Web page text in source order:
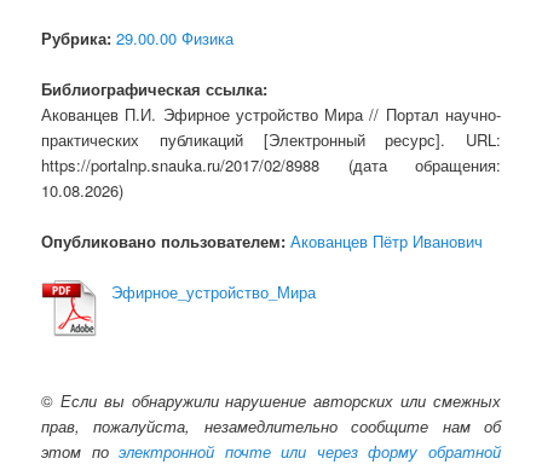
Рубрика: 29.00.00 Физика
Библиографическая ссылка:
Акованцев П.И. Эфирное устройство Мира // Портал научно-
практических публикаций [Электронный ресурс]. URL:
https://portalnp.snauka.ru/2017/02/8988 (дата обращения:
10.08.2026)
Опубликовано пользователем: Акованцев Пётр Иванович
Эфирное_устройство_Мира
© Если вы обнаружили нарушение авторских или смежных
прав, пожалуйста, незамедлительно сообщите нам об
этом поэлектронной почте или через форму обратной